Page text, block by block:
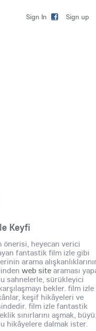
Sign In Sign up
Keyfi
heyecan verici
fantastik film izle gibi
arama
web site araması
sahnelerle, sürükleyici
bekler. film izle
keşif hikâyeleri ve
film izle fantastik
sınırlarını aşmak,
hikâyelere dalmak ister.